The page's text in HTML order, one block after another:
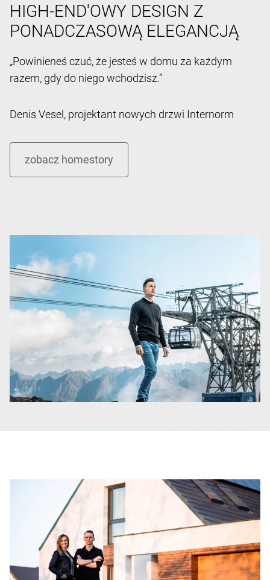
HIGH-END'OWY DESIGN Z
PONADCZASOWĄ ELEGANCJĄ
„Powinieneś czuć, że jesteś w domu za każdym
razem, gdy do niego wchodzisz.”
Denis Vesel, projektant nowych drzwi Internorm